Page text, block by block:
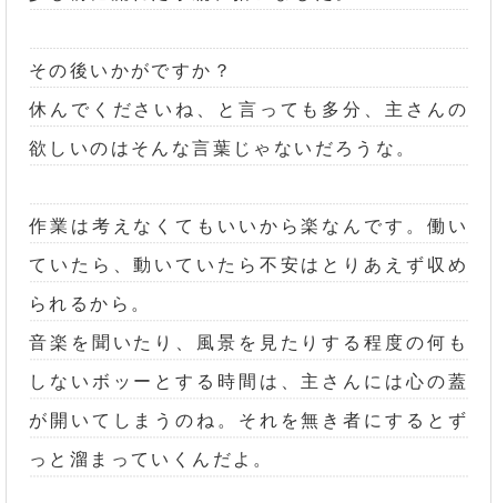
その後いかがですか？
休んでくださいね、と言っても多分、主さんの
欲しいのはそんな言葉じゃないだろうな。
作業は考えなくてもいいから楽なんです。働い
ていたら、動いていたら不安はとりあえず収め
られるから。
音楽を聞いたり、風景を見たりする程度の何も
しないボッーとする時間は、主さんには心の蓋
が開いてしまうのね。それを無き者にするとず
っと溜まっていくんだよ。